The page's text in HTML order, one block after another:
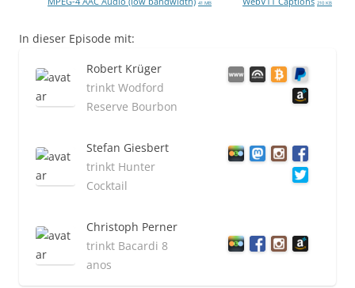
41 MB 210 KB
In dieser Episode mit:
Robert Krüger
trinkt Wodford
Reserve Bourbon
Stefan Giesbert
trinkt Hunter
Cocktail
Christoph Perner
trinkt Bacardi 8
anos